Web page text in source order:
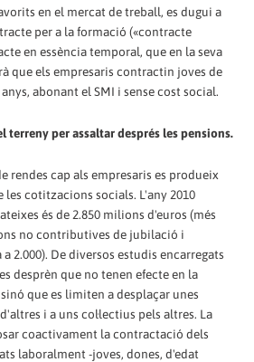
en el mercat de treball, es dugui a
per a la formació («contracte
en essència temporal, que en la seva
que els empresaris contractin joves de
abonant el SMI i sense cost social.
terreny per assaltar després les pensions.
rendes cap als empresaris es produeix
cotitzacions socials. L'any 2010
és de 2.850 milions d'euros (més
no contributives de jubilació i
2.000). De diversos estudis encarregats
desprèn que no tenen efecte en la
que es limiten a desplaçar unes
i a uns col·lectius pels altres. La
coactivament la contractació dels
laboralment -joves, dones, d'edat